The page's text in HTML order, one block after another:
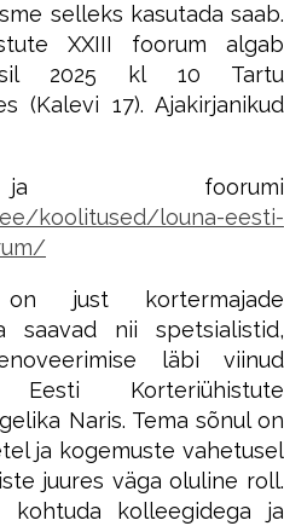
selleks kasutada saab.
XXIII foorum algab
2025 kl 10 Tartu
(Kalevi 17). Ajakirjanikud
foorumi
koolitused/louna-eesti-
on just kortermajade
saavad nii spetsialistid,
läbi viinud
Eesti Korteriühistute
Naris. Tema sõnul on
ja kogemuste vahetusel
juures väga oluline roll.
kohtuda kolleegidega ja